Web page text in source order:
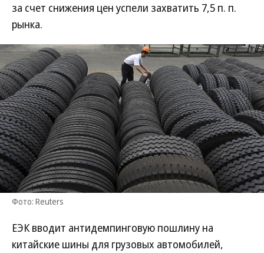
за счет снижения цен успели захватить 7,5 п. п.
рынка.
Фото: Reuters
ЕЭК вводит антидемпинговую пошлину на
китайские шины для грузовых автомобилей,